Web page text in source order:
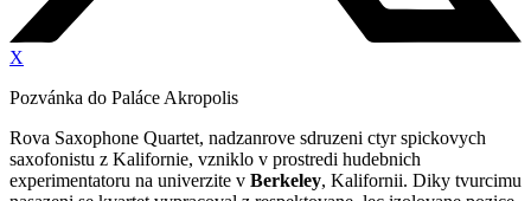
X
Pozvánka do Paláce Akropolis
Rova Saxophone Quartet, nadzanrove sdruzeni ctyr spickovych
saxofonistu z Kalifornie, vzniklo v prostredi hudebnich
experimentatoru na univerzite v Berkeley, Kalifornii. Diky tvurcimu